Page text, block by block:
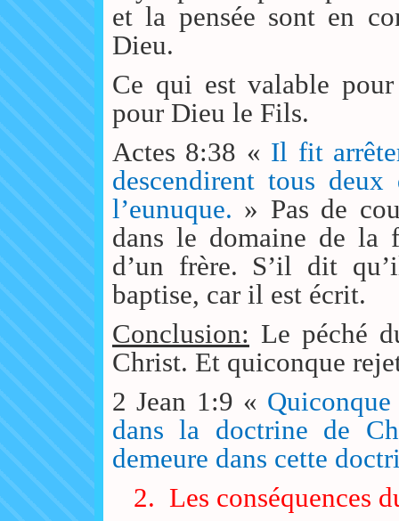
et la pensée sont en
Dieu.
Ce qui est valable
pour Dieu le Fils.
Actes 8:38 « Il fit
descendirent tous
l’eunuque. » Pas de
dans le domaine de la
d’un frère. S’il dit
baptise, car il est écrit.
Conclusion: Le péché
Christ. Et quiconque
2 Jean 1:9 «
dans la doctrine de
demeure dans cette
2. Les conséquences